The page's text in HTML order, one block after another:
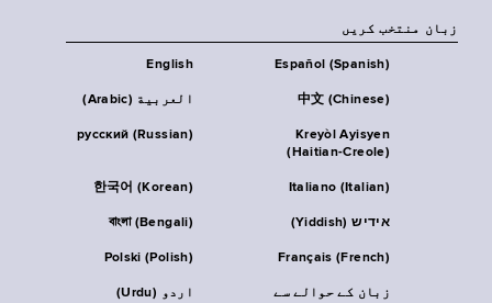
زبان منتخب کریں
English Español (Spanish)
العربية (Arabic) 中文 (Chinese)
русский (Russian)
Kreyòl Ayisyen
(Haitian-Creole)
한국어 (Korean) Italiano (Italian)
বাংলা (Bengali) אידיש (Yiddish)
Polski (Polish) Français (French)
اردو (Urdu)
زبان کے حوالے سے